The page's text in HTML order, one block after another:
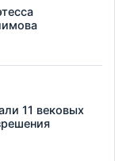
11 вековых